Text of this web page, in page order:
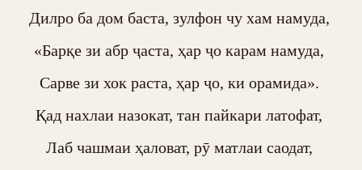
Дилро ба дом баста, зулфон чу хам намуда,
«Барқе зи абр ҷаста, ҳар ҷо карам намуда,
Сарве зи хок раста, ҳар ҷо, ки орамида».
Қад нахлаи назокат, тан пайкари латофат,
Лаб чашмаи ҳаловат, рӯ матлаи саодат,